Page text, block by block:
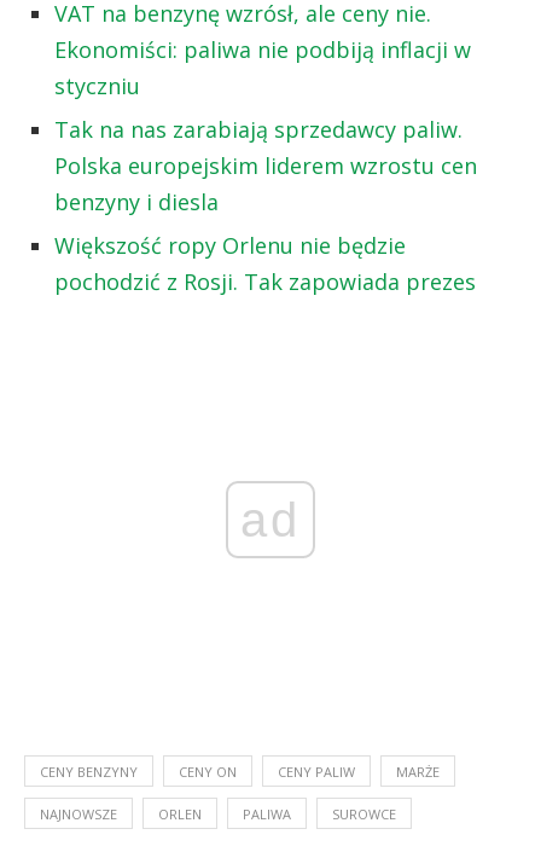
VAT na benzynę wzrósł, ale ceny nie.
Ekonomiści: paliwa nie podbiją inflacji w
styczniu
Tak na nas zarabiają sprzedawcy paliw.
Polska europejskim liderem wzrostu cen
benzyny i diesla
Większość ropy Orlenu nie będzie
pochodzić z Rosji. Tak zapowiada prezes
ad
CENY BENZYNY CENY ON CENY PALIW MARŻE
NAJNOWSZE ORLEN PALIWA SUROWCE